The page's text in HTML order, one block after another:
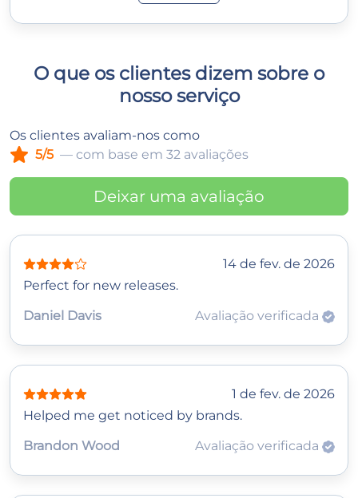
O que os clientes dizem sobre o
nosso serviço
Os clientes avaliam-nos como
5/5 — com base em 32 avaliações
Deixar uma avaliação
14 de fev. de 2026
Perfect for new releases.
Daniel Davis
Avaliação verificada
1 de fev. de 2026
Helped me get noticed by brands.
Brandon Wood
Avaliação verificada